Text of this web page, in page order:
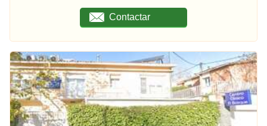
Contactar